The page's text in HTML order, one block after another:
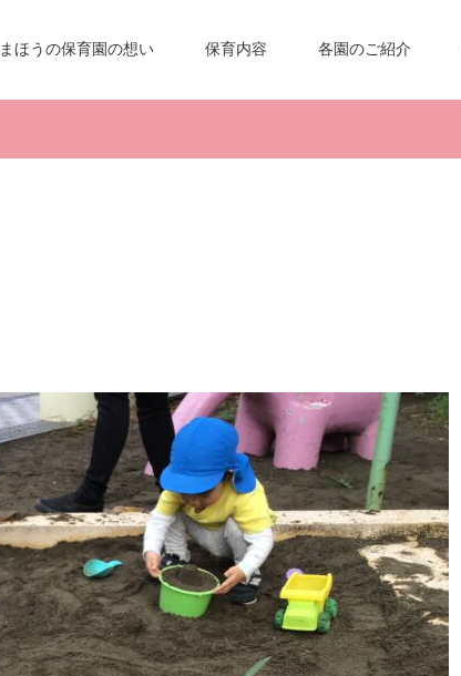
まほうの保育園の想い 保育内容 各園のご紹介